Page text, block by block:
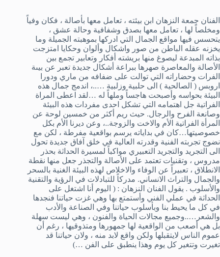
الفنان جمعة النزهان ابن بيئته ، تعامل معها بأصالة ، فكان وفياً
ومخلصاً لها ، تعامل معها بصدق وشفافية وحالة عشق ،
يتحسس فيها مواقع الجمال التي ادركها بموهبته الجميلة وما
يخزنه عقله الباطن من صور واشكال وألوان وحكايا امتزجت
بذاته المبدعة ليصوغ منها بريشته أفكار وتعابير تجمع بين
الأصالة والمعاصرة صهرها ببراعة أشكال جديدة تعبر عن بيىة
الفرات وحضاراته التي توالت على ضفافه من ماري ودورا
اروبس ( الصالحية ) الى حلبية وزلبية …..، اندمج جمال هذه
البيئة بحواسه وأصبحت هاجساً وملهاً له …لقد اعطى المراة
الفراتية جل اهتمامه التي تشكل احدى مفردات هذه البيئة
وصانعة الفرح والرجال. حيث ريم أكثر من خمسين لوحة عن
المرأة الفراتية الأم والاخت والزوجة..، وعن ديرنا الأم بكل
خصوصيتها…كان في بداياته يرسم بواقعية مفرطة ، لكن مع
نضوج تجربته الفنية وقدرته العالية في خلق آفاق جديدة تحول
الى التجريد والتجريد التعبيري مواكباً لمسيرة الحداثة بحذر
مدروس ، وتقنيات تعتمد على الأصالة والتجذر جعل منها نقطة
الانطلاق ، تعبيراً عن الوفاء والاخلاص لهذه البيئة الغنية بالسحر
والجمال والتراث الانساني. مدركاً للتبادلات في الرؤية والتقنية
والأسلوب . يقول الفنان النزهان : ( اليوم أنا اشتغل على
الحداثة في عملي الفني وأستمتع بها وهي غزت حياتنا فنجدها
في كل ما يحيط بنا وبأسلوب حياتنا وفي الصناعة والأدب
والشعر…..وجميع مجالات الحياة والفنون ، وهي ليست سهلة
بل هي أصعب من الواقعية لها جمهورها ومتذوقيها ، رغم أن
عموم الناس لايتقبلها ولكن واقع لابد منه ، ولان حياتنا قد
تغيرت وتتغير كل يوم وهذا ينطبق على الفن …)